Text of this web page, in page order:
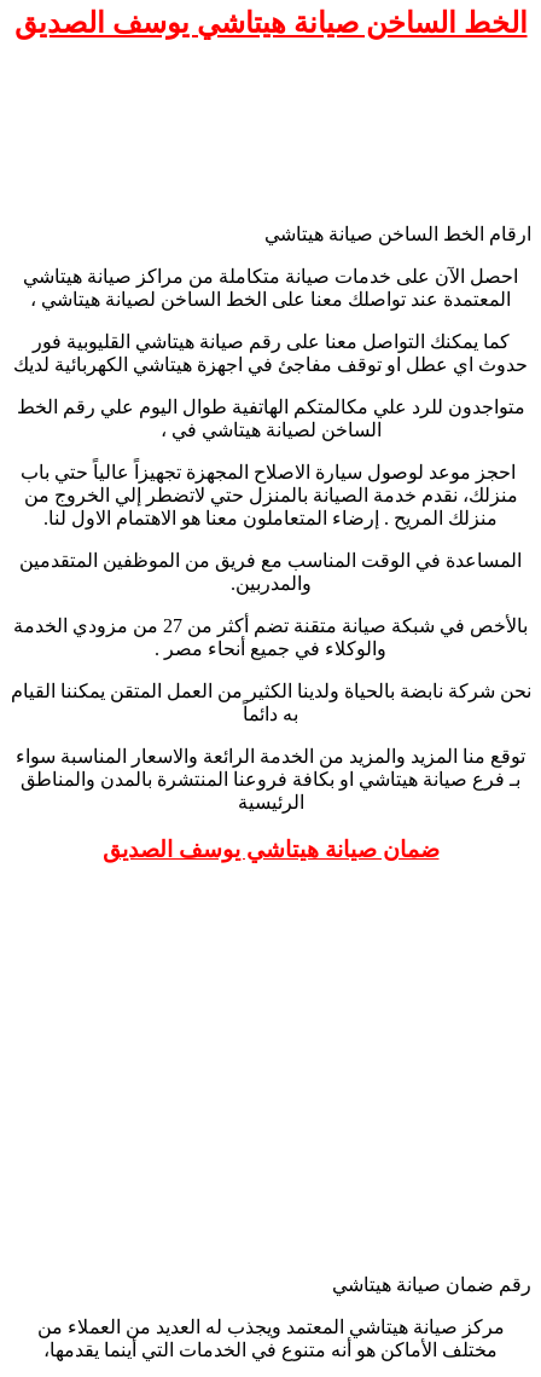
الخط الساخن صيانة هيتاشي يوسف الصديق
ارقام الخط الساخن صيانة هيتاشي
احصل الآن على خدمات صيانة متكاملة من مراكز صيانة هيتاشي
المعتمدة عند تواصلك معنا على الخط الساخن لصيانة هيتاشي ،
كما يمكنك التواصل معنا على رقم صيانة هيتاشي القليوبية فور
حدوث اي عطل او توقف مفاجئ في اجهزة هيتاشي الكهربائية لديك
متواجدون للرد علي مكالمتكم الهاتفية طوال اليوم علي رقم الخط
الساخن لصيانة هيتاشي في ،
احجز موعد لوصول سيارة الاصلاح المجهزة تجهيزاً عالياً حتي باب
منزلك، نقدم خدمة الصيانة بالمنزل حتي لاتضطر إلي الخروج من
منزلك المريح . إرضاء المتعاملون معنا هو الاهتمام الاول لنا.
المساعدة في الوقت المناسب مع فريق من الموظفين المتقدمين
والمدربين.
بالأخص في شبكة صيانة متقنة تضم أكثر من 27 من مزودي الخدمة
والوكلاء في جميع أنحاء مصر .
نحن شركة نابضة بالحياة ولدينا الكثير من العمل المتقن يمكننا القيام
به دائماً
توقع منا المزيد والمزيد من الخدمة الرائعة والاسعار المناسبة سواء
بـ فرع صيانة هيتاشي او بكافة فروعنا المنتشرة بالمدن والمناطق
الرئيسية
ضمان صيانة هيتاشي يوسف الصديق
رقم ضمان صيانة هيتاشي
مركز صيانة هيتاشي المعتمد ويجذب له العديد من العملاء من
مختلف الأماكن هو أنه متنوع في الخدمات التي أينما يقدمها،